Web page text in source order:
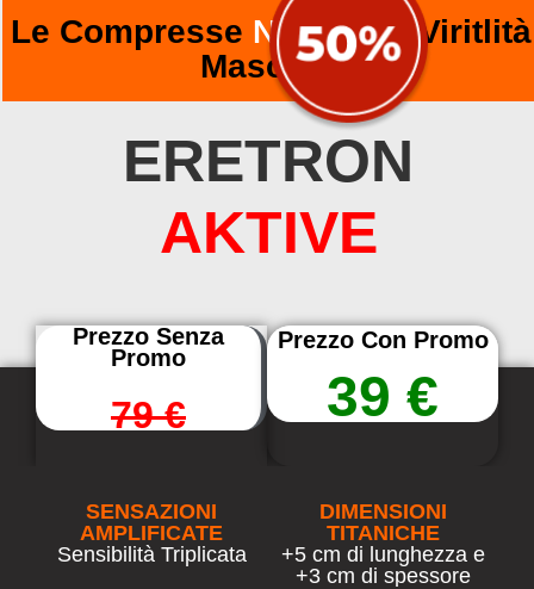
Le Compresse №1 per la Viritlità
Maschile
ERETRON
AKTIVE
Prezzo Senza
Promo
79 €
Prezzo Con Promo
39 €
SENSAZIONI
AMPLIFICATE
Sensibilità Triplicata
DIMENSIONI
TITANICHE
+5 cm di lunghezza e
+3 cm di spessore